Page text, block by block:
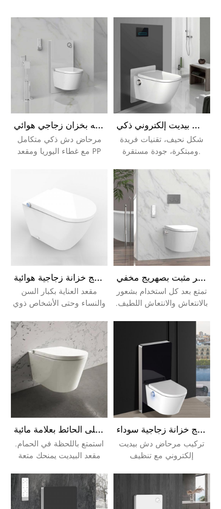
مرحاض مدمج مثبت على الحائط مع جهاز تحكم عن بعد، ويتم تركيبه بخزان زجاجي هوائي
مرحاض دش ذكي متكامل
مع غطاء اليوريا ومقعد PP
بيديت حائطي معلق على الحائط بيديت بيديت إلكتروني ذكي
شكل نحيف، تقنيات فريدة
ومبتكرة، جودة مستقرة.
مرحاض بيديه دش قائم على الأرض مع صهريج خزانة زجاجية هوائية
مقعد العناية بكبار السن
والنساء وحتى الأشخاص ذوي
بيديت مرحاض إلكتروني مع مقعد مرحاض سريع التحرير مثبت بصهريج مخفي
تمتع بعد كل استخدام بشعور
بالانتعاش والانتعاش اللطيف.
باستخدام ورق التواليت.
مرحاض بيديه دش إلكتروني معلق على الحائط بعلامة مائية
استمتع باللحظة في الحمام.
مقعد البيديت يمنحك متعة
تركيب مرحاض دش بيديت إلكتروني مع مستشعر صهريج خزانة زجاجية سوداء
تركيب مرحاض دش بيديت
إلكتروني مع تنظيف
زجاجية سوداء. هذه العملية
أيضًا أكثر كفاءة وصحة من
التنظيف باستخدام ورق